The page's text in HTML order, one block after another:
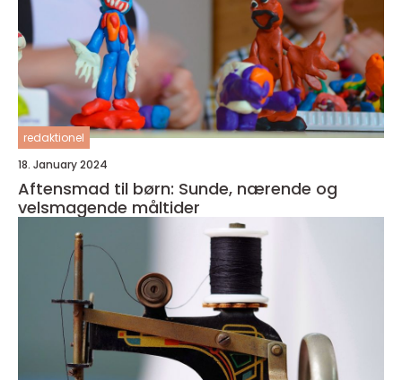
redaktionel
18. January 2024
Aftensmad til børn: Sunde, nærende og
velsmagende måltider